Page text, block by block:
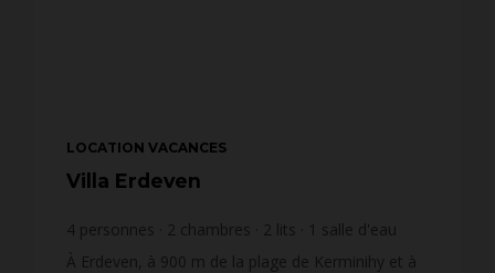
LOCATION VACANCES
Villa Erdeven
4 personnes 2 chambres 2 lits 1 salle d'eau
À Erdeven, à 900 m de la plage de Kerminihy et à